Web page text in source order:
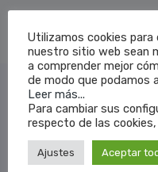
Compañía
Sobre nosotros
Blog
Utilizamos cookies
nuestro sitio web sean
a comprender mejor
de modo que podamos
Leer más...
Para cambiar sus
respecto de las
Ajustes Aceptar